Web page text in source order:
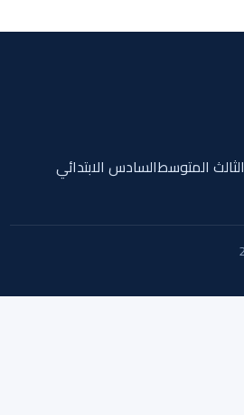
الثالث المتوسطالسادس الابتدائي